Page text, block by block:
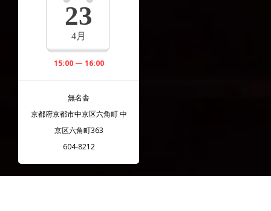
23
4月
15:00 — 16:00
無名舎
京都府京都市中京区六角町 中
京区六角町363
604-8212